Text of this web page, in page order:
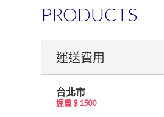
PRODUCTS
運送費用
台北市
運費 $ 1500